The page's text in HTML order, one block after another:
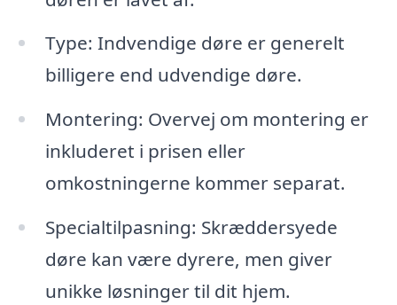
Type: Indvendige døre er generelt
billigere end udvendige døre.
Montering: Overvej om montering er
inkluderet i prisen eller
omkostningerne kommer separat.
Specialtilpasning: Skræddersyede
døre kan være dyrere, men giver
unikke løsninger til dit hjem.